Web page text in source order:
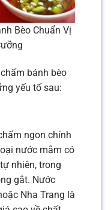
Bèo Chuẩn Vị
bánh bèo
yếu tố sau:
ngon chính
nước mắm có
nhiên, trong
gắt. Nước
Nha Trang là